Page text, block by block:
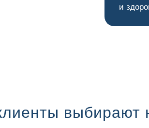
и
выбирают